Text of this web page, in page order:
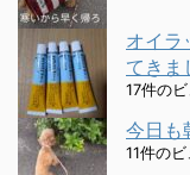
オイラ
てきま
17件の
今日も
11件のビ